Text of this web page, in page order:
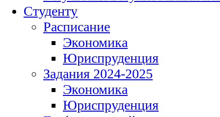
Студенту
Расписание
Экономика
Юриспруденция
Задания 2024-2025
Экономика
Юриспруденция